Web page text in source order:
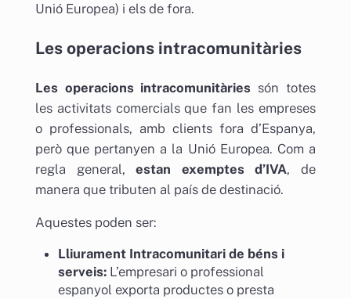
Unió Europea) i els de fora.
Les operacions intracomunitàries
Les operacions intracomunitàries són totes
les activitats comercials que fan les empreses
o professionals, amb clients fora d’Espanya,
però que pertanyen a la Unió Europea. Com a
regla general,estan exemptes d’IVA, de
manera que tributen al país de destinació.
Aquestes poden ser:
Lliurament Intracomunitari de béns i
serveis: L’empresari o professional
espanyol exporta productes o presta